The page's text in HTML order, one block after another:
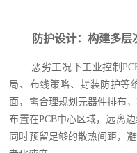
防护设计：构建多层
恶劣工况下工业控制
局、布线策略、封装防护等
面，需合理规划元器件排布
布置在PCB中心区域，远离
同时预留足够的散热间距，